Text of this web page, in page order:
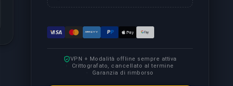
VPN + Modalità offline sempre attiva
Crittografato, cancellato al termine
Garanzia di rimborso